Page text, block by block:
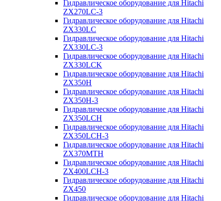
Гидравлическое оборудование для Hitachi
ZX270LC-3
Гидравлическое оборудование для Hitachi
ZX330LC
Гидравлическое оборудование для Hitachi
ZX330LC-3
Гидравлическое оборудование для Hitachi
ZX330LCK
Гидравлическое оборудование для Hitachi
ZX350H
Гидравлическое оборудование для Hitachi
ZX350H-3
Гидравлическое оборудование для Hitachi
ZX350LCH
Гидравлическое оборудование для Hitachi
ZX350LCH-3
Гидравлическое оборудование для Hitachi
ZX370MTH
Гидравлическое оборудование для Hitachi
ZX400LCH-3
Гидравлическое оборудование для Hitachi
ZX450
Гидравлическое оборудование для Hitachi